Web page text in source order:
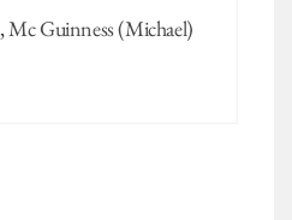
,Mc Guinness (Michael)